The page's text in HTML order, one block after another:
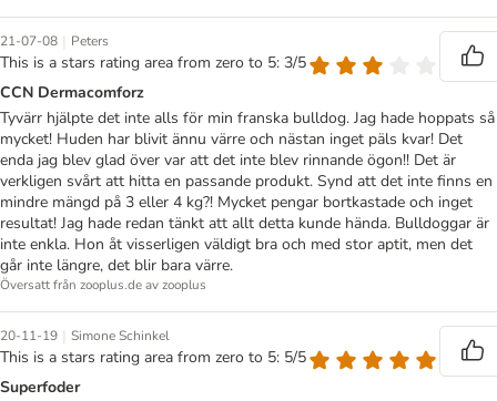
21-07-08 | Peters
This is a stars rating area from zero to 5: 3/5
CCN Dermacomforz
Tyvärr hjälpte det inte alls för min franska bulldog. Jag hade hoppats så
mycket! Huden har blivit ännu värre och nästan inget päls kvar! Det
enda jag blev glad över var att det inte blev rinnande ögon!! Det är
verkligen svårt att hitta en passande produkt. Synd att det inte finns en
mindre mängd på 3 eller 4 kg?! Mycket pengar bortkastade och inget
resultat! Jag hade redan tänkt att allt detta kunde hända. Bulldoggar är
inte enkla. Hon åt visserligen väldigt bra och med stor aptit, men det
går inte längre, det blir bara värre.
Översatt från zooplus.de av zooplus
20-11-19 | Simone Schinkel
This is a stars rating area from zero to 5: 5/5
Superfoder